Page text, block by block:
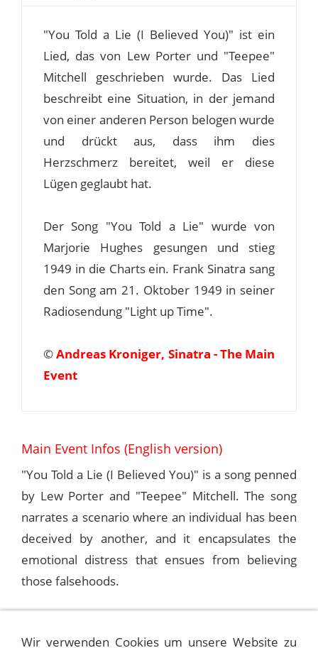
"You Told a Lie (I Believed You)" ist ein
Lied, das von Lew Porter und "Teepee"
Mitchell geschrieben wurde. Das Lied
beschreibt eine Situation, in der jemand
von einer anderen Person belogen wurde
und drückt aus, dass ihm dies
Herzschmerz bereitet, weil er diese
Lügen geglaubt hat.
Der Song "You Told a Lie" wurde von
Marjorie Hughes gesungen und stieg
1949 in die Charts ein. Frank Sinatra sang
den Song am 21. Oktober 1949 in seiner
Radiosendung "Light up Time".
©Andreas Kroniger, Sinatra - The Main
Event
Main Event Infos (English version)
"You Told a Lie (I Believed You)" is a song penned
by Lew Porter and "Teepee" Mitchell. The song
narrates a scenario where an individual has been
deceived by another, and it encapsulates the
emotional distress that ensues from believing
those falsehoods.
Wir verwenden Cookies um unsere Website zu